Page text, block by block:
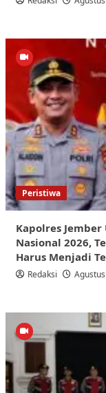
Peristiwa
Kapolres
Nasional 2026,
Harus Menjadi
Redaksi